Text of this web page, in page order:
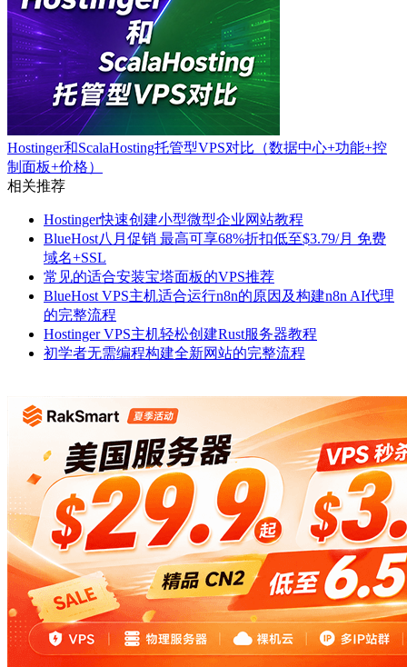
Hostinger和ScalaHosting托管型VPS对比（数据中心+功能+控
制面板+价格）
相关推荐
Hostinger快速创建小型微型企业网站教程
BlueHost八月促销 最高可享68%折扣低至$3.79/月 免费
域名+SSL
常见的适合安装宝塔面板的VPS推荐
BlueHost VPS主机适合运行n8n的原因及构建n8n AI代理
的完整流程
Hostinger VPS主机轻松创建Rust服务器教程
初学者无需编程构建全新网站的完整流程